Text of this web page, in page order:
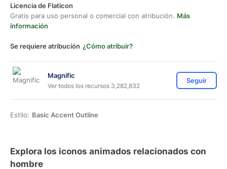
Licencia de Flaticon
Gratis para uso personal o comercial con atribución. Más
información
Se requiere atribución ¿Cómo atribuir?
Magnific
Ver todos los recursos 3,282,832
Seguir
Estilo: Basic Accent Outline
Explora los iconos animados relacionados con
hombre